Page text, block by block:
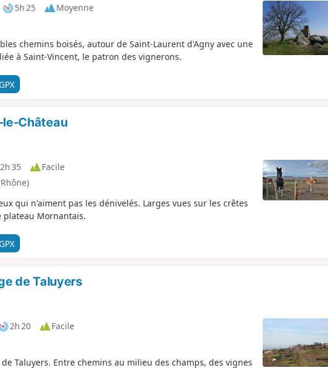
5h 25
Moyenne
chemins boisés, autour de Saint-Laurent d'Agny avec une
à Saint-Vincent, le patron des vignerons.
Château
2h 35
Facile
qui n'aiment pas les dénivelés. Larges vues sur les crêtes
plateau Mornantais.
de Taluyers
2h 20
Facile
Taluyers. Entre chemins au milieu des champs, des vignes